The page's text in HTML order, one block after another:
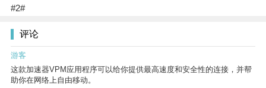
#2#
评论
游客
这款加速器VPM应用程序可以给你提供最高速度和安全性的连接，并帮
助你在网络上自由移动。